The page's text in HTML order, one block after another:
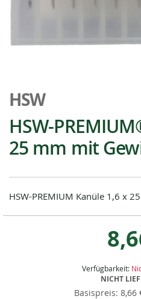
Anfang
der
Bildgalerie
springen
HSW
HSW-
25 mm mit
HSW-PREMIUM Kanüle 1,6 x
8,66
Verfügbarkeit:
NICHT